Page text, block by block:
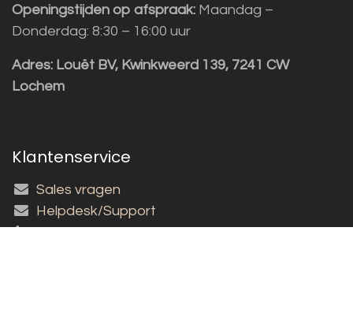
Openingstijden op afspraak: Maandag –
Donderdag: 8:30 – 16:00 uur
Adres: Louët BV, Kwinkweerd 139, 7241 CW
Lochem
Klantenservice
Sales vragen
Helpdesk/Support
+31 (0)573 252229